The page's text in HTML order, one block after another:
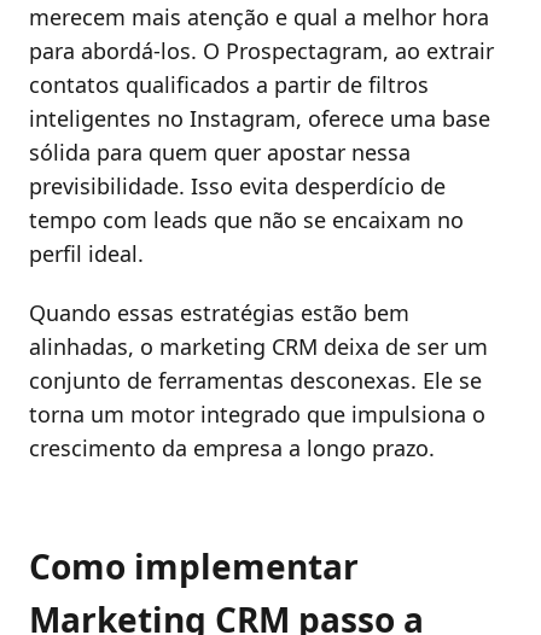
merecem mais atenção e qual a melhor hora
para abordá-los. O Prospectagram, ao extrair
contatos qualificados a partir de filtros
inteligentes no Instagram, oferece uma base
sólida para quem quer apostar nessa
previsibilidade. Isso evita desperdício de
tempo com leads que não se encaixam no
perfil ideal.
Quando essas estratégias estão bem
alinhadas, o marketing CRM deixa de ser um
conjunto de ferramentas desconexas. Ele se
torna um motor integrado que impulsiona o
crescimento da empresa a longo prazo.
Como implementar
Marketing CRM passo a